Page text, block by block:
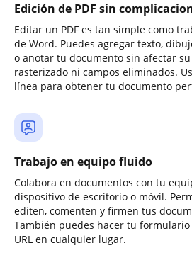
Edición de PDF sin
Editar un PDF es tan simple como
de Word. Puedes agregar texto,
o anotar tu documento sin afectar
rasterizado ni campos eliminados.
línea para obtener tu documento
Trabajo en equipo fluido
Colabora en documentos con tu
dispositivo de escritorio o móvil.
editen, comenten y firmen tus
También puedes hacer tu
URL en cualquier lugar.